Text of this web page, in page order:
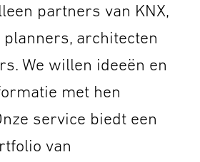
partners van KNX,
planners, architecten
We willen ideeën en
met hen
service biedt een
van